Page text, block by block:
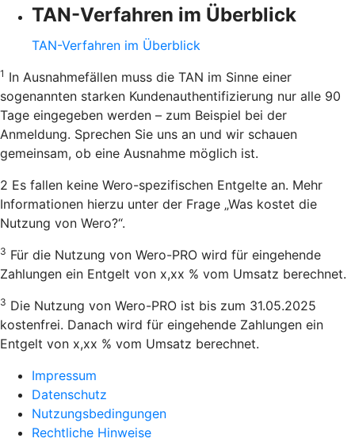
TAN-Verfahren im Überblick
TAN-Verfahren im Überblick
1 In Ausnahmefällen muss die TAN im Sinne einer
sogenannten starken Kundenauthentifizierung nur alle 90
Tage eingegeben werden – zum Beispiel bei der
Anmeldung. Sprechen Sie uns an und wir schauen
gemeinsam, ob eine Ausnahme möglich ist.
2 Es fallen keine Wero-spezifischen Entgelte an. Mehr
Informationen hierzu unter der Frage „Was kostet die
Nutzung von Wero?“.
3 Für die Nutzung von Wero-PRO wird für eingehende
Zahlungen ein Entgelt von x,xx % vom Umsatz berechnet.
3 Die Nutzung von Wero-PRO ist bis zum 31.05.2025
kostenfrei. Danach wird für eingehende Zahlungen ein
Entgelt von x,xx % vom Umsatz berechnet.
Impressum
Datenschutz
Nutzungsbedingungen
Rechtliche Hinweise